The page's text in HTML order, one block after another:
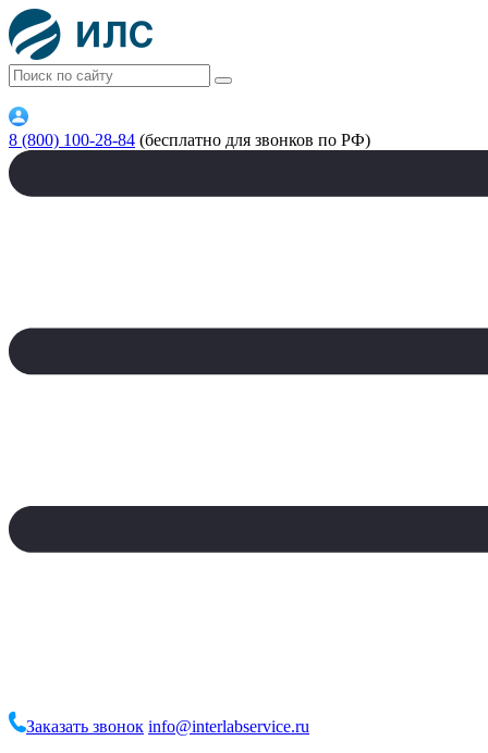
8 (800) 100-28-84 (бесплатно для звонков по РФ)
Заказать звонок info@interlabservice.ru